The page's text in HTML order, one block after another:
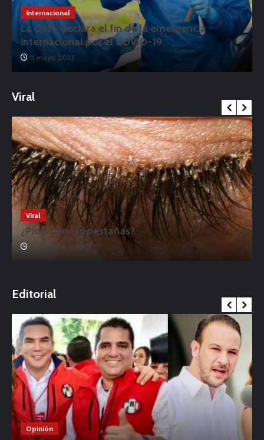
Internacional
La OMS declara el fin de la emergencia
internacional por el COVID-19
5 mayo, 2023
Viral
Viral
¿Piojos en las pestañas?
17 noviembre, 2019
Editorial
Opinión